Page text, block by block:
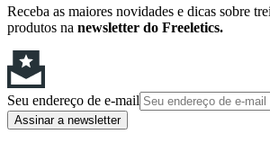
Receba as maiores novidades e dicas sobre
produtos na newsletter do Freeletics.
Seu endereço de e-mail
Assinar a newsletter